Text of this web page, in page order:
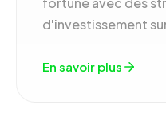
d'investissement
En savoir plus